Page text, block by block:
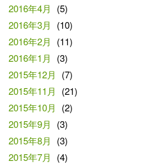
2016年4月
(5)
2016年3月
(10)
2016年2月
(11)
2016年1月
(3)
2015年12月
(7)
2015年11月
(21)
2015年10月
(2)
2015年9月
(3)
2015年8月
(3)
2015年7月
(4)